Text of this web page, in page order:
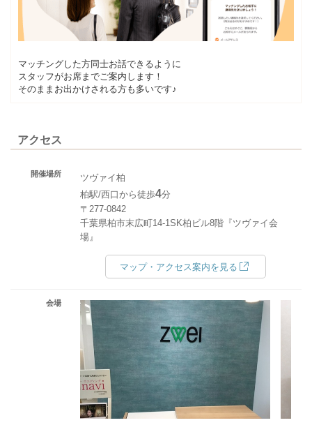
マッチングした方同士お話できるように
スタッフがお席までご案内します！
そのままお出かけされる方も多いです♪
アクセス
開催場所
ツヴァイ柏
柏駅/西口から徒歩4分
〒277-0842
千葉県柏市末広町14-1SK柏ビル8階『ツヴァイ会
場』
マップ・アクセス案内を見る
会場